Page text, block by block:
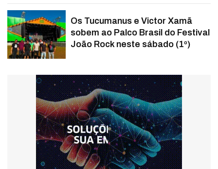
Os Tucumanus e Victor Xamã
sobem ao Palco Brasil do Festival
João Rock neste sábado (1º)